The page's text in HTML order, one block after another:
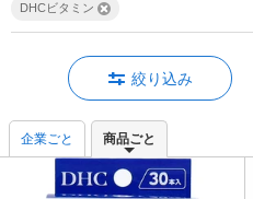
DHCビタミン
絞り込み
企業ごと 商品ごと